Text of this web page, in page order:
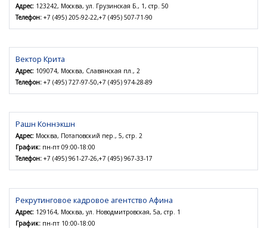
Адрес: 123242, Москва, ул. Грузинская Б., 1, стр. 50
Телефон: +7 (495) 205-92-22,+7 (495) 507-71-90
Вектор Крита
Адрес: 109074, Москва, Славянская пл., 2
Телефон: +7 (495) 727-97-50,+7 (495) 974-28-89
Рашн Коннэкшн
Адрес: Москва, Потаповский пер., 5, стр. 2
График: пн-пт 09:00-18:00
Телефон: +7 (495) 961-27-26,+7 (495) 967-33-17
Рекрутинговое кадровое агентство Афина
Адрес: 129164, Москва, ул. Новодмитровская, 5а, стр. 1
График: пн-пт 10:00-18:00